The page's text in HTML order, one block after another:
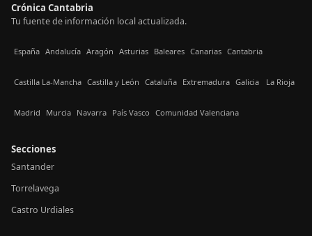
Crónica Cantabria
Tu fuente de información local actualizada.
España Andalucía Aragón Asturias Baleares Canarias Cantabria
Castilla La-Mancha Castilla y León Cataluña Extremadura Galicia La Rioja
Madrid Murcia Navarra País Vasco Comunidad Valenciana
Secciones
Santander
Torrelavega
Castro Urdiales